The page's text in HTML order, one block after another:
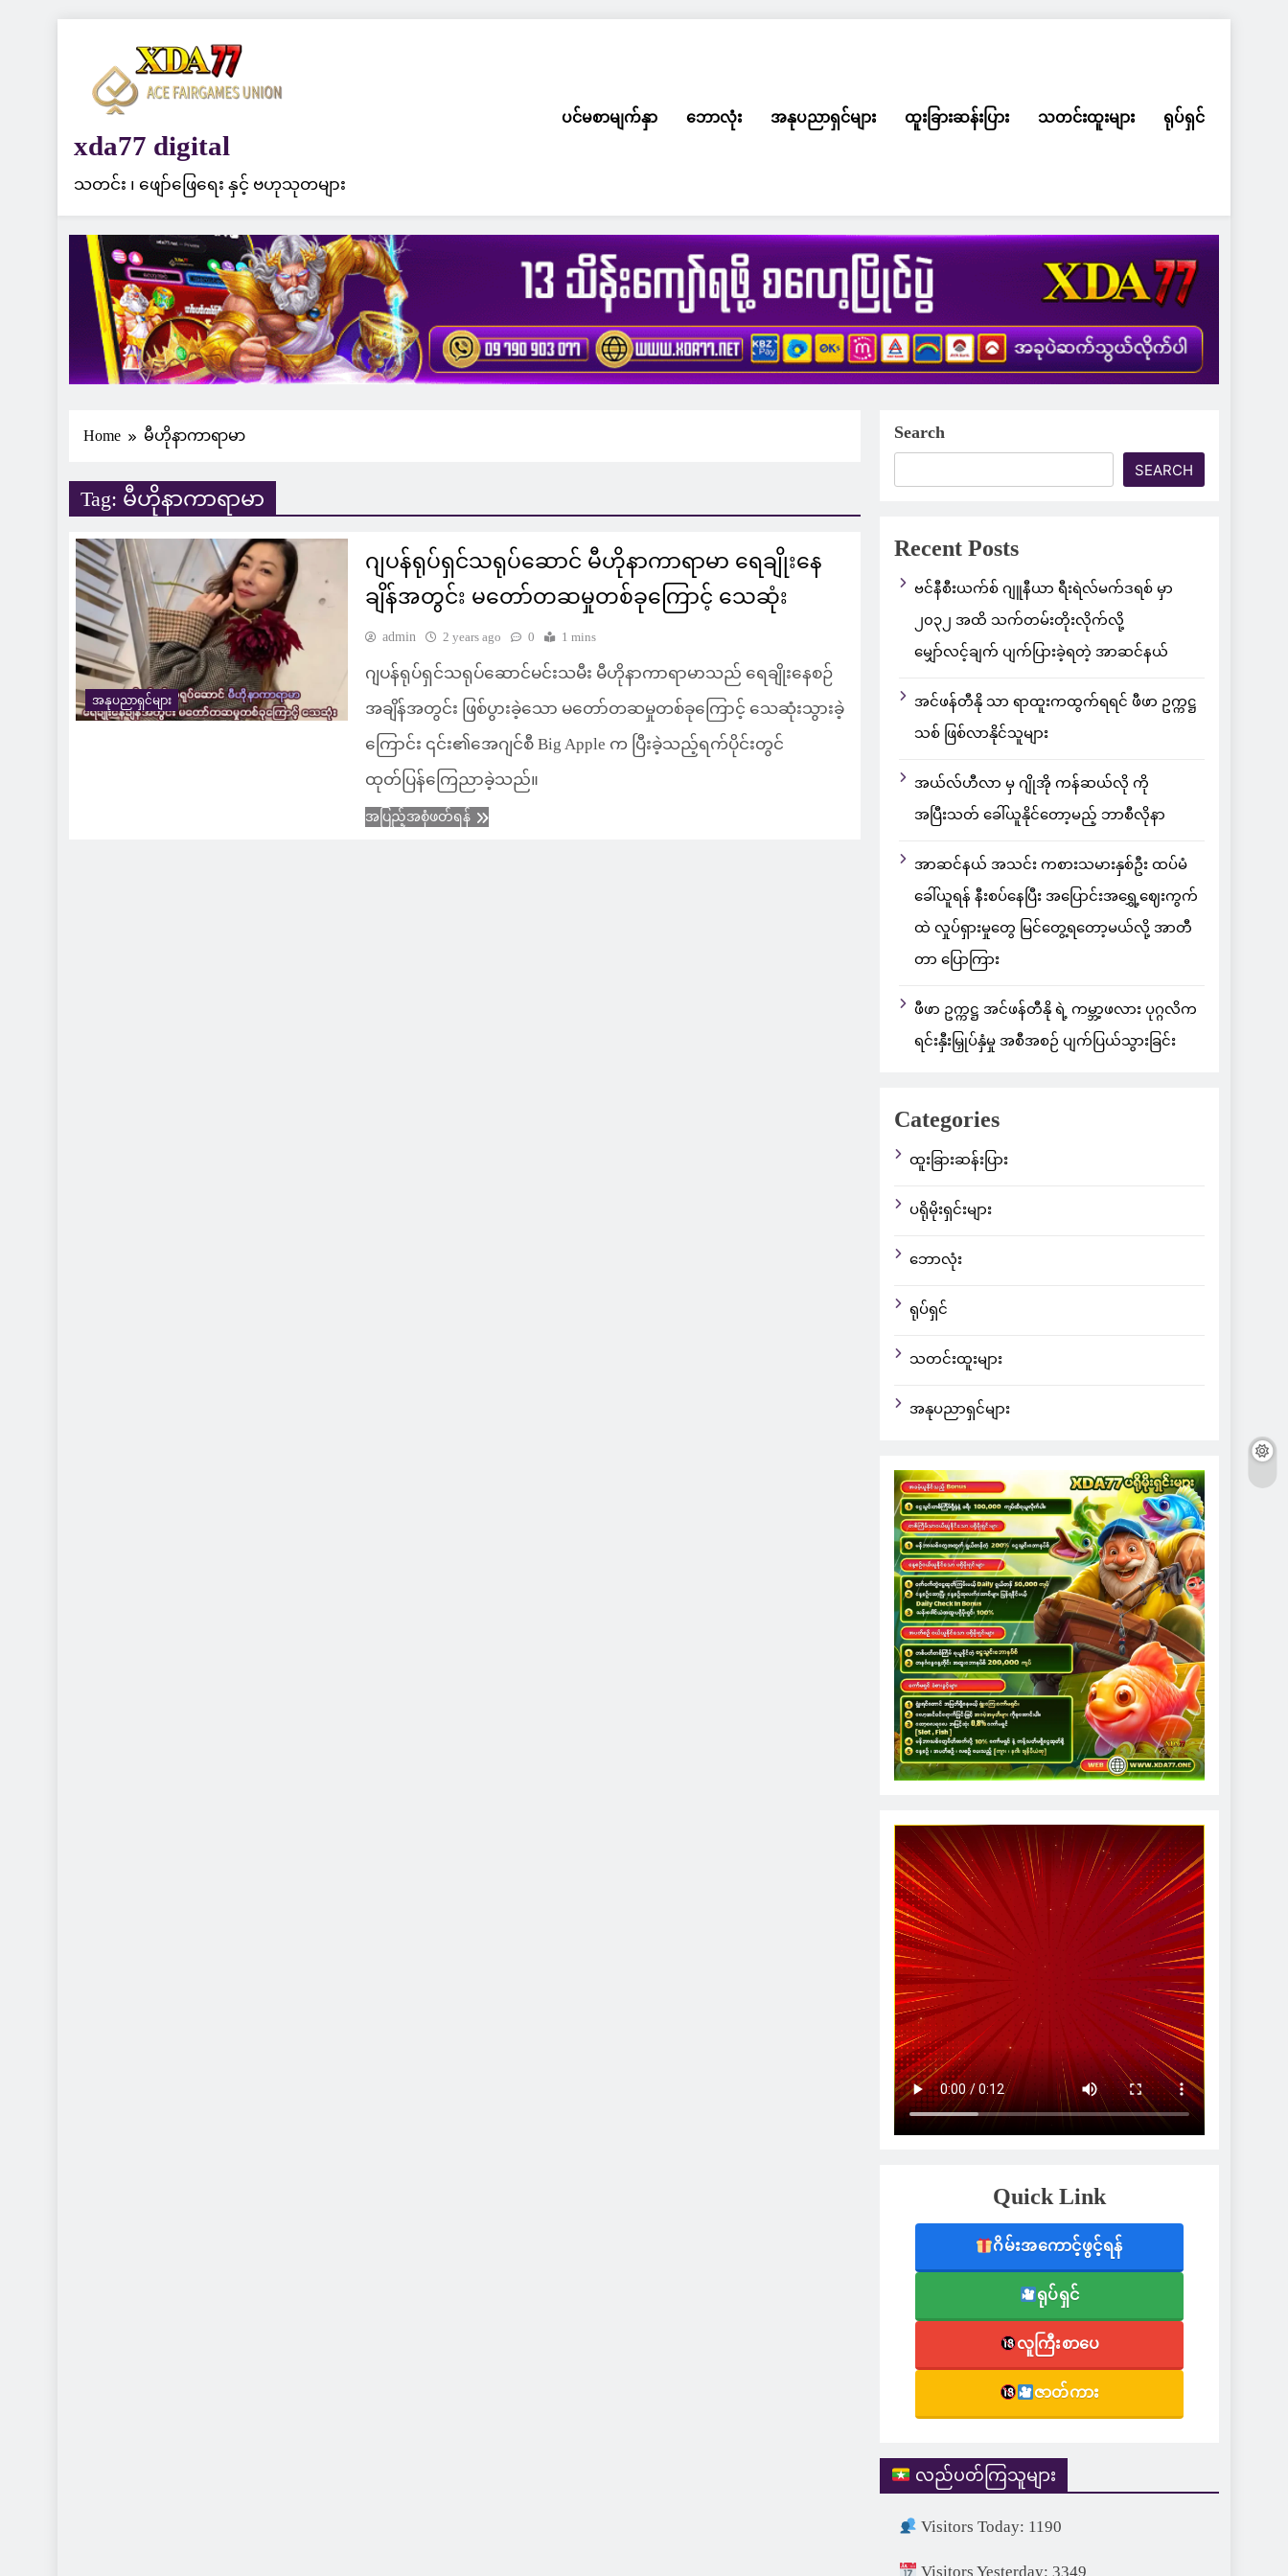
xda77 digital
သတင်း ၊ ဖျော်ဖြေရေး နှင့် ဗဟုသုတများ
ပင်မစာမျက်နှာ ဘောလုံး အနုပညာရှင်များ ထူးခြားဆန်းပြား သတင်းထူးများ ရုပ်ရှင်
Home မီဟိုနာကာရာမာ
Tag: မီဟိုနာကာရာမာ
အနုပညာရှင်များ
ဂျပန်ရုပ်ရှင်သရုပ်ဆောင် မီဟိုနာကာရာမာ ရေချိုးနေ
ချိန်အတွင်း မတော်တဆမှုတစ်ခုကြောင့် သေဆုံး
admin 2 years ago 0 1 mins
ဂျပန်ရုပ်ရှင်သရုပ်ဆောင်မင်းသမီး မီဟိုနာကာရာမာသည် ရေချိုးနေစဉ်
အချိန်အတွင်း ဖြစ်ပွားခဲ့သော မတော်တဆမှုတစ်ခုကြောင့် သေဆုံးသွားခဲ့
ကြောင်း ၎င်း၏အေဂျင်စီ Big Apple က ပြီးခဲ့သည့်ရက်ပိုင်းတွင်
ထုတ်ပြန်ကြေညာခဲ့သည်။
အပြည့်အစုံဖတ်ရန်
Search
SEARCH
Recent Posts
ဗင်နီစီးယက်စ် ဂျူနီယာ ရီးရဲလ်မက်ဒရစ် မှာ
၂၀၃၂ အထိ သက်တမ်းတိုးလိုက်လို့
မျှော်လင့်ချက် ပျက်ပြားခဲ့ရတဲ့ အာဆင်နယ်
အင်ဖန်တီနို သာ ရာထူးကထွက်ရရင် ဖီဖာ ဥက္ကဋ္ဌ
သစ် ဖြစ်လာနိုင်သူများ
အယ်လ်ဟီလာ မှ ဂျိုအို ကန်ဆယ်လို ကို
အပြီးသတ် ခေါ်ယူနိုင်တော့မည့် ဘာစီလိုနာ
အာဆင်နယ် အသင်း ကစားသမားနှစ်ဦး ထပ်မံ
ခေါ်ယူရန် နီးစပ်နေပြီး အပြောင်းအရွှေ့ဈေးကွက်
ထဲ လှုပ်ရှားမှုတွေ မြင်တွေ့ရတော့မယ်လို့ အာတီ
တာ ပြောကြား
ဖီဖာ ဥက္ကဋ္ဌ အင်ဖန်တီနို ရဲ့ ကမ္ဘာ့ဖလား ပုဂ္ဂလိက
ရင်းနှီးမြှုပ်နှံမှု အစီအစဉ် ပျက်ပြယ်သွားခြင်း
Categories
ထူးခြားဆန်းပြား
ပရိုမိုးရှင်းများ
ဘောလုံး
ရုပ်ရှင်
သတင်းထူးများ
အနုပညာရှင်များ
Quick Link
ဂိမ်းအကောင့်ဖွင့်ရန်
ရုပ်ရှင်
လူကြီးစာပေ
ဇာတ်ကား
လည်ပတ်ကြသူများ
Visitors Today: 1190
Visitors Yesterday: 3349